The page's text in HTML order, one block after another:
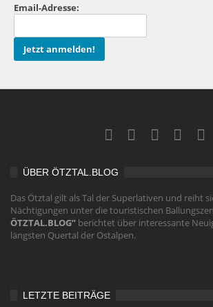
Email-Adresse:
ÜBER ÖTZTAL.BLOG
Das Ötztal gilt als Tal der Superlativen und reiht
Nächtigungen unter die touristischen
ÖTZTAL.BLOG” berichtet über interessante
längsten Quertal der Ostalpen.
LETZTE BEITRÄGE